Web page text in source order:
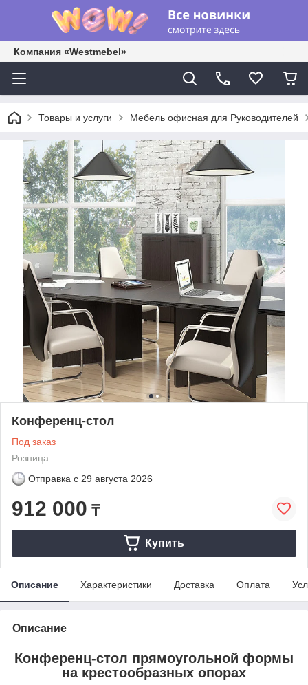
Компания «Westmebel»
Товары и услуги Мебель офисная для Руководителей
Конференц-стол
Под заказ
Розница
Отправка с 29 августа 2026
912 000 ₸
Купить
Описание Характеристики Доставка Оплата
Описание
Конференц-стол прямоугольной формы
на крестообразных опорах